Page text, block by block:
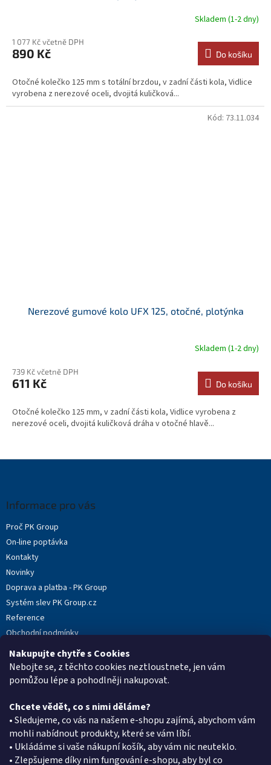
Nakupujte chytře s Cookies
Nebojte se, z těchto cookies neztloustnete, jen vám
pomůžou lépe a pohodlněji nakupovat.
Chcete vědět, co s nimi děláme?
• Sledujeme, co vás na našem e-shopu zajímá, abychom vám
mohli nabídnout produkty, které se vám líbí.
• Ukládáme si vaše nákupní košík, aby vám nic neuteklo.
• Zlepšujeme díky nim fungování e-shopu, aby byl co
Skladem (1-2 dny)
1 077 Kč včetně DPH
890 Kč Do košíku
Otočné kolečko 125 mm s totální brzdou, v zadní části kola, Vidlice
vyrobena z nerezové oceli, dvojitá kuličková...
Nerezové gumové kolo UFX 125, otočné, plotýnka
Skladem (1-2 dny)
739 Kč včetně DPH
611 Kč Do košíku
Otočné kolečko 125 mm, v zadní části kola, Vidlice vyrobena z
nerezové oceli, dvojitá kuličková dráha v otočné hlavě...
Kód: 73.11.034
Informace pro vás
Proč PK Group
On-line poptávka
Kontakty
Novinky
Doprava a platba - PK Group
Systém slev PK Group.cz
Reference
Obchodní podmínky
Podmínky ochrany osobních údajů
Reklamační protokol
Kontakt
eshop@pkgroup.cz
+420603331993